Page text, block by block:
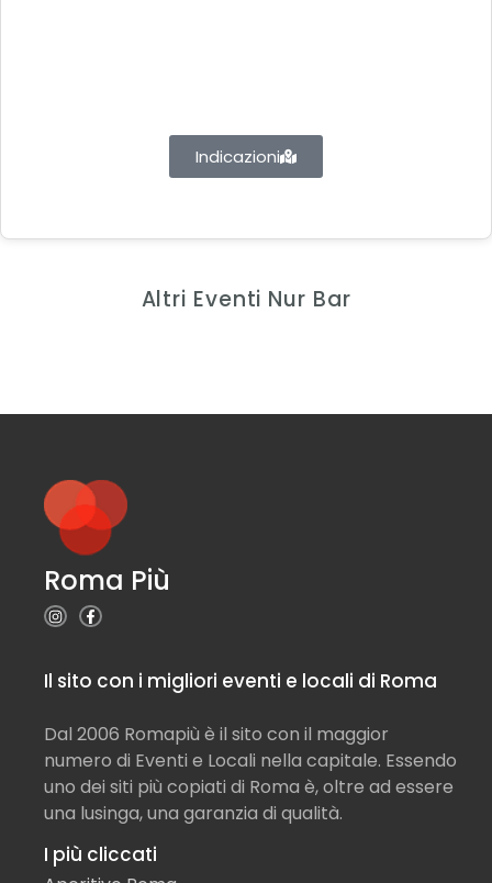
Indicazioni
Altri Eventi Nur Bar
Roma Più
Il sito con i migliori eventi e locali di Roma
Dal 2006 Romapiù è il sito con il maggior
numero di Eventi e Locali nella capitale. Essendo
uno dei siti più copiati di Roma è, oltre ad essere
una lusinga, una garanzia di qualità.
I più cliccati